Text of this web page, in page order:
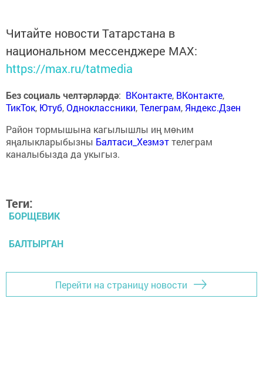
Читайте новости Татарстана в
национальном мессенджере MАХ:
https://max.ru/tatmedia
Без социаль челтәрләрдә: ВКонтакте, ВКонтакте,
ТикТок, Ютуб,Одноклассники,Телеграм, Яндекс.Дзен
Район тормышына кагылышлы иң мөһим
яңалыкларыбызны Балтаси_Хезмэттелеграм
каналыбызда да укыгыз.
Теги:
БОРЩЕВИК
БАЛТЫРГАН
Перейти на страницу новости